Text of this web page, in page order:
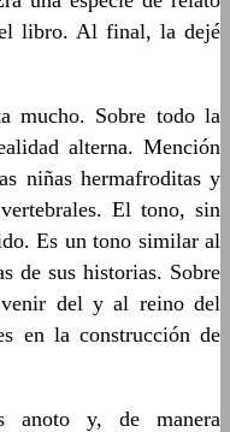
libro. Al final, la dejé
mucho. Sobre todo la
alterna. Mención
niñas hermafroditas y
El tono, sin
Es un tono similar al
de sus historias. Sobre
del y al reino del
en la construcción de
anoto y, de manera